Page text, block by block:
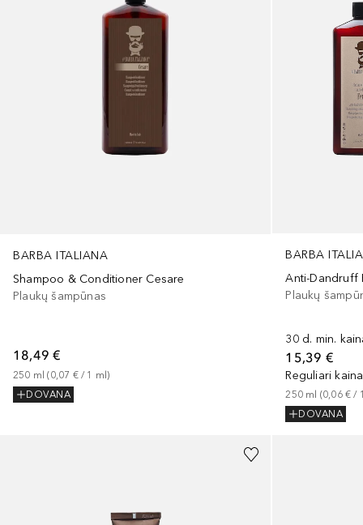
BARBA ITALIANA
Shampoo & Conditioner Cesare
Plaukų šampūnas
18,49 €
250 ml (0,07 € / 1 ml)
DOVANA
BARBA
Anti-Dandruff
Plaukų
30 d. min.
15,39 €
Reguliari kaina
250 ml (0,06 € /
DOVANA